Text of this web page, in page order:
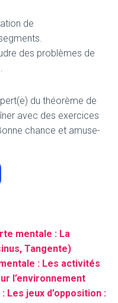
de
des problèmes de
.
du théorème de
avec des exercices
chance et amuse-
mentale : La
Tangente)
: Les activités
l’environnement
Les jeux d’opposition :